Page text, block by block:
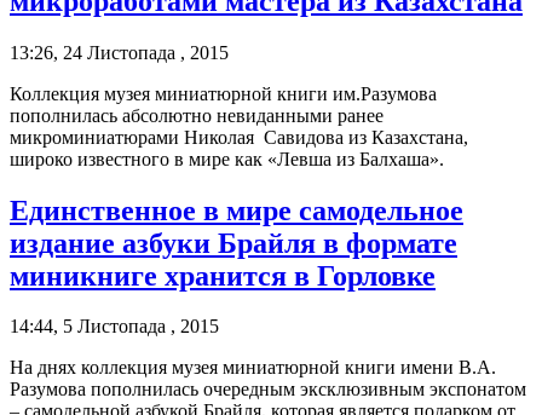
13:26, 24 Листопада , 2015
Коллекция музея миниатюрной книги им.Разумова
пополнилась абсолютно невиданными ранее
микроминиатюрами Николая Савидова из Казахстана,
широко известного в мире как «Левша из Балхаша».
Единственное в мире самодельное
издание азбуки Брайля в формате
миникниге хранится в Горловке
14:44, 5 Листопада , 2015
На днях коллекция музея миниатюрной книги имени В.А.
Разумова пополнилась очередным эксклюзивным экспонатом